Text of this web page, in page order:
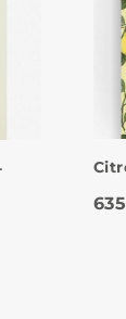
635